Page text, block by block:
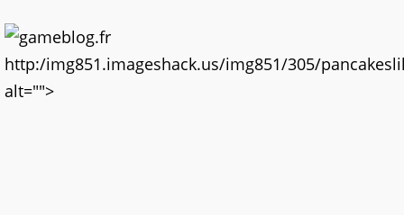
http:/img851.imageshack.us/img851/305/
alt="">